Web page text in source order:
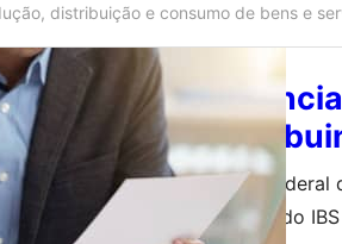
distribuição e consumo de bens e
Receita
destaque do